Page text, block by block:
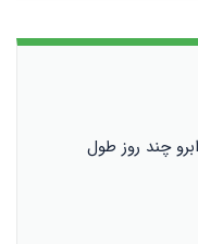
چند روز طول